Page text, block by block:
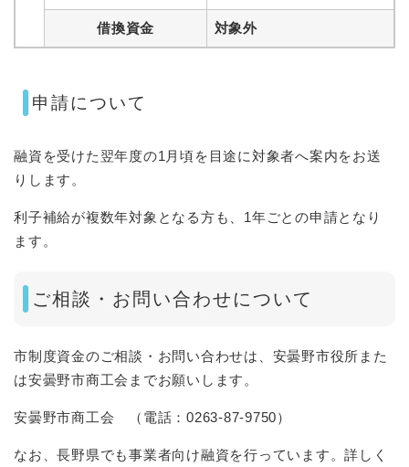
借換資金 対象外
申請について
融資を受けた翌年度の1月頃を目途に対象者へ案内をお送
りします。
利子補給が複数年対象となる方も、1年ごとの申請となり
ます。
ご相談・お問い合わせについて
市制度資金のご相談・お問い合わせは、安曇野市役所また
は安曇野市商工会までお願いします。
安曇野市商工会 （電話：0263-87-9750）
なお、長野県でも事業者向け融資を行っています。詳しく